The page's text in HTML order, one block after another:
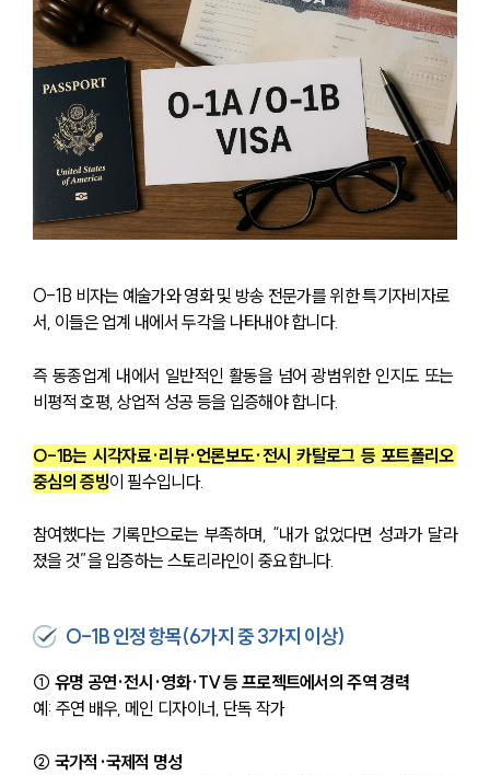
O-1B 비자는 예술가와 영화 및 방송 전문가를 위한 특기자비자로
서, 이들은 업계 내에서 두각을 나타내야 합니다.
즉 동종업계 내에서 일반적인 활동을 넘어 광범위한 인지도 또는
비평적 호평, 상업적 성공 등을 입증해야 합니다.
O-1B는 시각자료·리뷰·언론보도·전시 카탈로그 등 포트폴리오
중심의 증빙이 필수입니다.
참여했다는 기록만으로는 부족하며, “내가 없었다면 성과가 달라
졌을 것”을 입증하는 스토리라인이 중요합니다.
O-1B 인정 항목(6가지 중 3가지 이상)
① 유명 공연·전시·영화·TV 등 프로젝트에서의 주역 경력
예: 주연 배우, 메인 디자이너, 단독 작가
② 국가적·국제적 명성